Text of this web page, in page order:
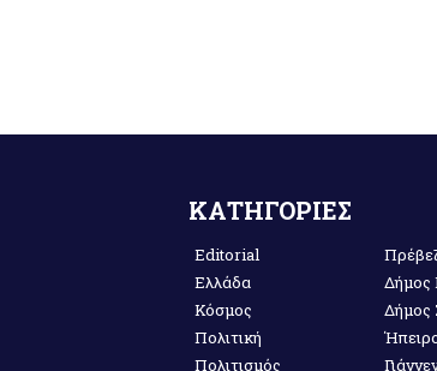
ΚΑΤΗΓΟΡΙΕΣ
Editorial
Ελλάδα
Κόσμος
Πολιτική
Πολιτισμός
Δήμος
Δήμος